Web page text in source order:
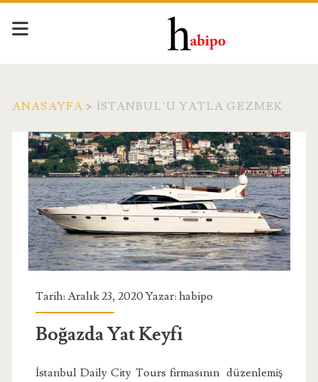
ANASAYFA > İSTANBUL’U YATLA GEZMEK
Etiket:
<span>İstanbul’u
Yatla
Gezmek</span>
Tarih: Aralık 23, 2020 Yazar: habipo
Boğazda Yat Keyfi
İstanbul Daily City Tours firmasının düzenlemiş